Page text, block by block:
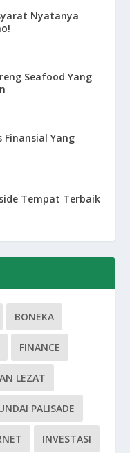
Nyatanya
Seafood Yang
Yang
Tempat Terbaik
BONEKA
FINANCE
LEZAT
PALISADE
INVESTASI